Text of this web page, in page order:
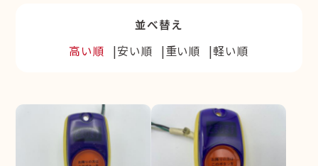
並べ替え
高い順
安い順 重い順 軽い順